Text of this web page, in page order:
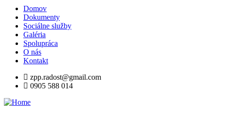
Domov
Dokumenty
Sociálne služby
Galéria
Spolupráca
O nás
Kontakt
zpp.radost@gmail.com
0905 588 014